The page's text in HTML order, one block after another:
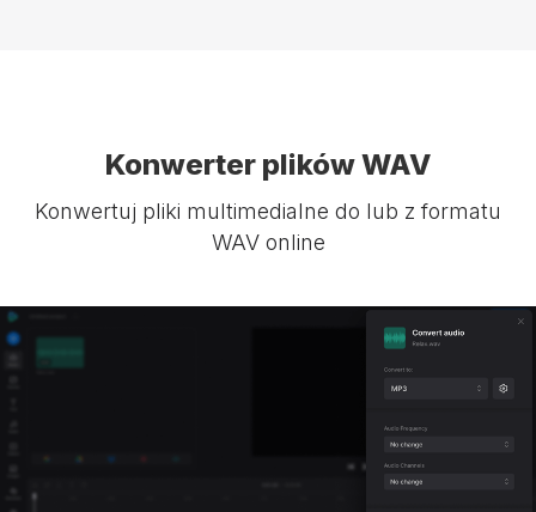
Konwerter plików WAV
Konwertuj pliki multimedialne do lub z formatu
WAV online